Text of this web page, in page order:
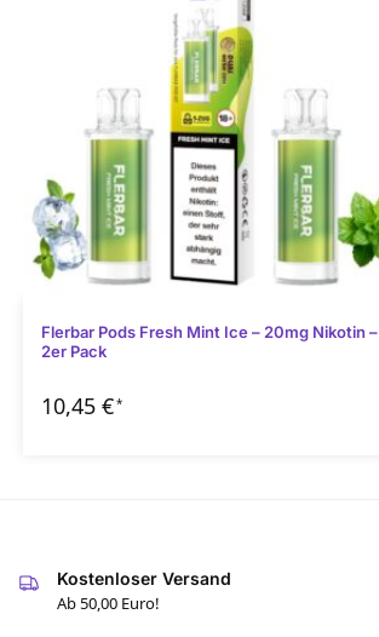
Flerbar Pods Fresh Mint Ice – 20mg Nikotin –
2er Pack
10,45 €*
Kostenloser Versand
Ab 50,00 Euro!